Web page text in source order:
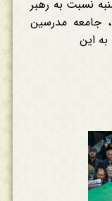
نسبت به رهبر
، جامعه مدرسین
این